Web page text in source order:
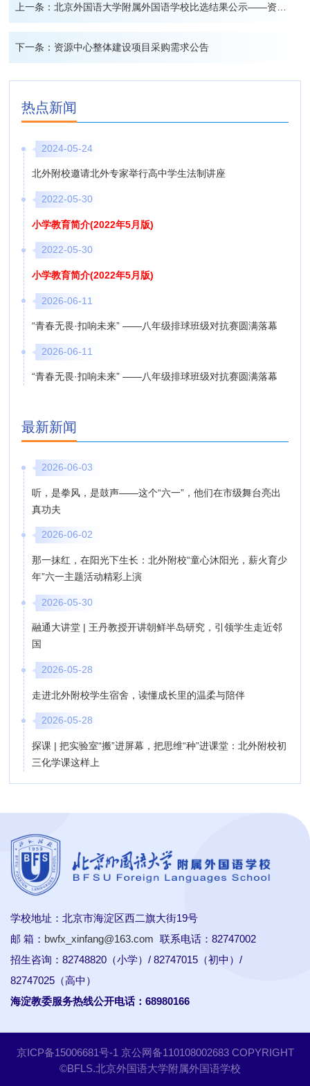
上一条：
下一条： 资源中心整体建设项目采购需求公告
热点新闻
2024-05-24
北外附校邀请北外专家举行高中学生法制讲座
2022-05-30
小学教育简介(2022年5月版)
2022-05-30
小学教育简介(2022年5月版)
2026-06-11
“青春无畏·扣响未来” ——八年级排球班级对抗赛圆满落幕
2026-06-11
“青春无畏·扣响未来” ——八年级排球班级对抗赛圆满落幕
最新新闻
2026-06-03
听，是拳风，是鼓声——这个“六一”，他们在市级舞台亮出
真功夫
2026-06-02
那一抹红，在阳光下生长：北外附校“童心沐阳光，薪火育少
年”六一主题活动精彩上演
2026-05-30
融通大讲堂 | 王丹教授开讲朝鲜半岛研究，引领学生走近邻
国
2026-05-28
走进北外附校学生宿舍，读懂成长里的温柔与陪伴
2026-05-28
探课 | 把实验室“搬”进屏幕，把思维“种”进课堂：北外附校初
三化学课这样上
学校地址：北京市海淀区西二旗大街19号
邮 箱： bwfx_xinfang@163.com 联系电话：82747002
招生咨询：82748820（小学）/ 82747015（初中）/
82747025（高中）
海淀教委服务热线公开电话：68980166
京ICP备15006681号-1 京公网备110108002683 COPYRIGHT
©BFLS.北京外国语大学附属外国语学校